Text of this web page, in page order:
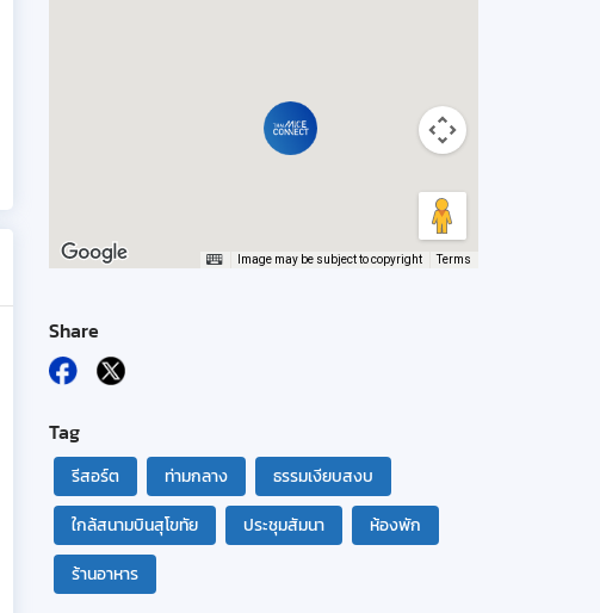
Image may be subject to copyright Terms
Share
Tag
รีสอร์ต ท่ามกลาง
ธรรมเงียบสงบ
ใกล้สนามบินสุโขทัย
ประชุมสัมนา
ห้องพัก
ร้านอาหาร